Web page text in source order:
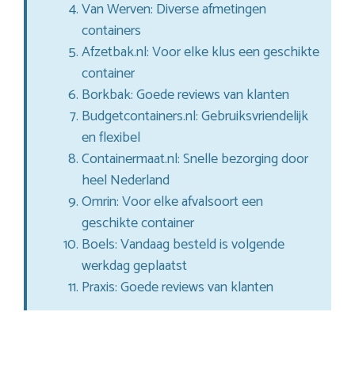
Van Werven: Diverse afmetingen
containers
Afzetbak.nl: Voor elke klus een geschikte
container
Borkbak: Goede reviews van klanten
Budgetcontainers.nl: Gebruiksvriendelijk
en flexibel
Containermaat.nl: Snelle bezorging door
heel Nederland
Omrin: Voor elke afvalsoort een
geschikte container
Boels: Vandaag besteld is volgende
werkdag geplaatst
Praxis: Goede reviews van klanten